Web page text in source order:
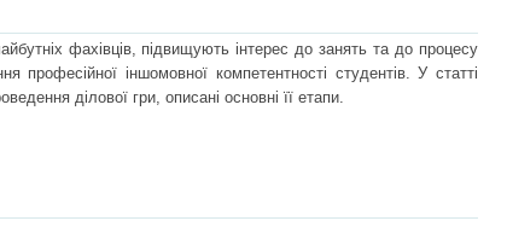
фахівців, підвищують інтерес до занять та до процесу
іншомовної компетентності студентів. У статті
ділової гри, описані основні її етапи.